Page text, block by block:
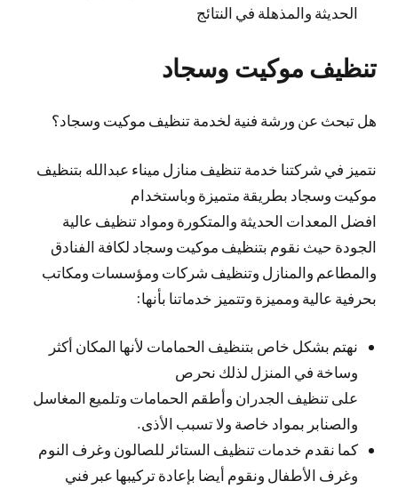
الحديثة والمذهلة في النتائج
تنظيف موكيت وسجاد
هل تبحث عن ورشة فنية لخدمة تنظيف موكيت وسجاد؟
نتميز في شركتنا خدمة تنظيف منازل ميناء عبدالله بتنظيف
موكيت وسجاد بطريقة متميزة وباستخدام
افضل المعدات الحديثة والمتكورة ومواد تنظيف عالية
الجودة حيث نقوم بتنظيف موكيت وسجاد لكافة الفنادق
والمطاعم والمنازل وتنظيف شركات ومؤسسات ومكاتب
بحرفية عالية ومميزة وتتميز خدماتنا بأنها:
نهتم بشكل خاص بتنظيف الحمامات لأنها المكان أكثر
وساخة في المنزل لذلك نحرص
على تنظيف الجدران وأطقم الحمامات وتلميع المغاسل
والصنابر بمواد خاصة ولا تسبب الأذى.
كما نقدم خدمات تنظيف الستائر للصالون وغرف النوم
وغرف الأطفال ونقوم أيضا بإعادة تركيبها عبر فني